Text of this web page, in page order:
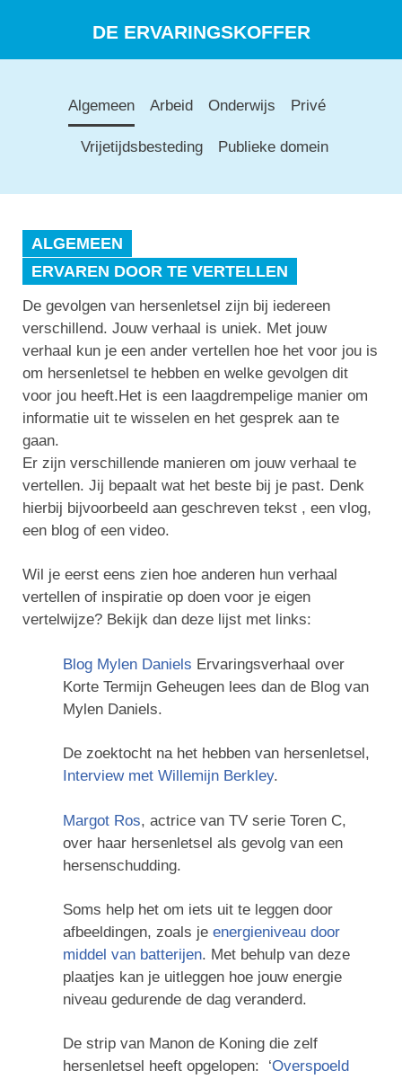
DE ERVARINGSKOFFER
Algemeen Arbeid Onderwijs Privé
Vrijetijdsbesteding Publieke domein
ALGEMEEN
ERVAREN DOOR TE VERTELLEN
De gevolgen van hersenletsel zijn bij iedereen
verschillend. Jouw verhaal is uniek. Met jouw
verhaal kun je een ander vertellen hoe het voor jou is
om hersenletsel te hebben en welke gevolgen dit
voor jou heeft.Het is een laagdrempelige manier om
informatie uit te wisselen en het gesprek aan te
gaan.
Er zijn verschillende manieren om jouw verhaal te
vertellen. Jij bepaalt wat het beste bij je past. Denk
hierbij bijvoorbeeld aan geschreven tekst , een vlog,
een blog of een video.
Wil je eerst eens zien hoe anderen hun verhaal
vertellen of inspiratie op doen voor je eigen
vertelwijze? Bekijk dan deze lijst met links:
Blog Mylen Daniels Ervaringsverhaal over
Korte Termijn Geheugen lees dan de Blog van
Mylen Daniels.
De zoektocht na het hebben van hersenletsel,
Interview met Willemijn Berkley.
Margot Ros, actrice van TV serie Toren C,
over haar hersenletsel als gevolg van een
hersenschudding.
Soms help het om iets uit te leggen door
afbeeldingen, zoals je energieniveau door
middel van batterijen. Met behulp van deze
plaatjes kan je uitleggen hoe jouw energie
niveau gedurende de dag veranderd.
De strip van Manon de Koning die zelf
hersenletsel heeft opgelopen: ‘Overspoeld